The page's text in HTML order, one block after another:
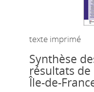
texte imprimé
Synthèse
résultats de
Île-de-